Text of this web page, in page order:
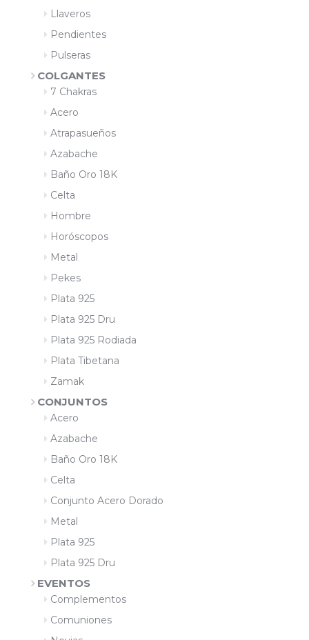
Llaveros
Pendientes
Pulseras
COLGANTES
7 Chakras
Acero
Atrapasueños
Azabache
Baño Oro 18K
Celta
Hombre
Horóscopos
Metal
Pekes
Plata 925
Plata 925 Dru
Plata 925 Rodiada
Plata Tibetana
Zamak
CONJUNTOS
Acero
Azabache
Baño Oro 18K
Celta
Conjunto Acero Dorado
Metal
Plata 925
Plata 925 Dru
EVENTOS
Complementos
Comuniones